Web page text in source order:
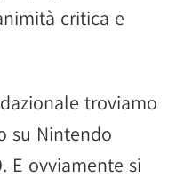
critica e
troviamo
su Nintendo
E ovviamente si